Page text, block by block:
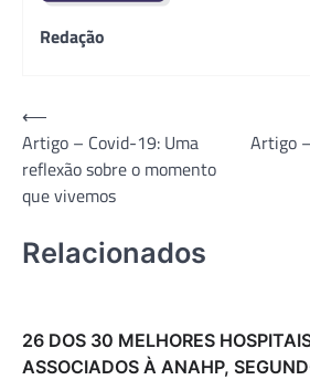
Redação
Navegação
de
Post
⟵
Artigo – Covid-19: Uma
reflexão sobre o momento
que vivemos
Artigo
Relacionados
26 DOS 30 MELHORES
ASSOCIADOS À ANAHP,